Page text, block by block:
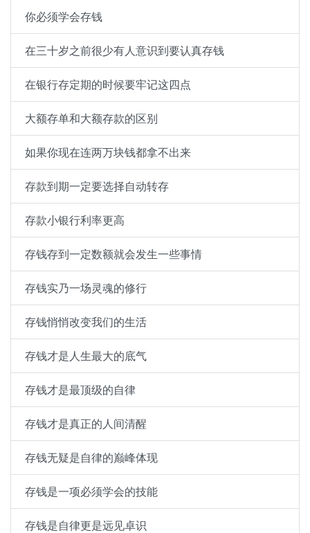
你必须学会存钱
在三十岁之前很少有人意识到要认真存钱
在银行存定期的时候要牢记这四点
大额存单和大额存款的区别
如果你现在连两万块钱都拿不出来
存款到期一定要选择自动转存
存款小银行利率更高
存钱存到一定数额就会发生一些事情
存钱实乃一场灵魂的修行
存钱悄悄改变我们的生活
存钱才是人生最大的底气
存钱才是最顶级的自律
存钱才是真正的人间清醒
存钱无疑是自律的巅峰体现
存钱是一项必须学会的技能
存钱是自律更是远见卓识